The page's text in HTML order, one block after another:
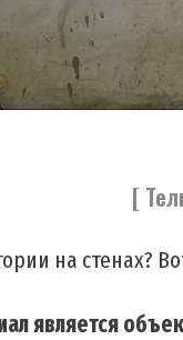
[
на стенах?
является